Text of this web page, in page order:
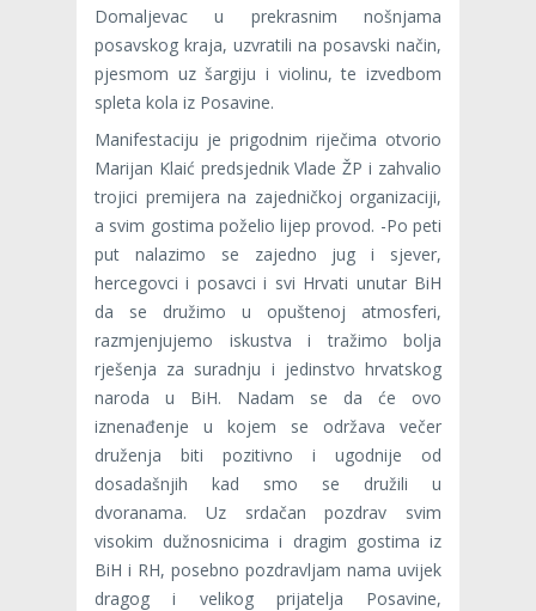
Domaljevac u prekrasnim nošnjama
posavskog kraja, uzvratili na posavski način,
pjesmom uz šargiju i violinu, te izvedbom
spleta kola iz Posavine.
Manifestaciju je prigodnim riječima otvorio
Marijan Klaić predsjednik Vlade ŽP i zahvalio
trojici premijera na zajedničkoj organizaciji,
a svim gostima poželio lijep provod. -Po peti
put nalazimo se zajedno jug i sjever,
hercegovci i posavci i svi Hrvati unutar BiH
da se družimo u opuštenoj atmosferi,
razmjenjujemo iskustva i tražimo bolja
rješenja za suradnju i jedinstvo hrvatskog
naroda u BiH. Nadam se da će ovo
iznenađenje u kojem se održava večer
druženja biti pozitivno i ugodnije od
dosadašnjih kad smo se družili u
dvoranama. Uz srdačan pozdrav svim
visokim dužnosnicima i dragim gostima iz
BiH i RH, posebno pozdravljam nama uvijek
dragog i velikog prijatelja Posavine,